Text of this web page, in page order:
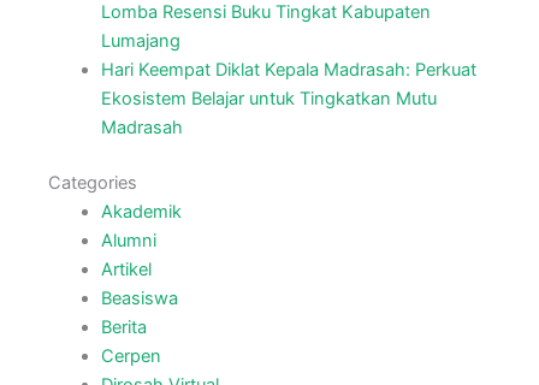
Lomba Resensi Buku Tingkat Kabupaten
Lumajang
Hari Keempat Diklat Kepala Madrasah: Perkuat
Ekosistem Belajar untuk Tingkatkan Mutu
Madrasah
Categories
Akademik
Alumni
Artikel
Beasiswa
Berita
Cerpen